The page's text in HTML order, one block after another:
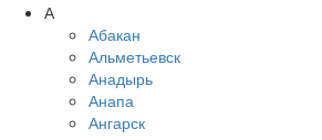
А
Абакан
Альметьевск
Анадырь
Анапа
Ангарск